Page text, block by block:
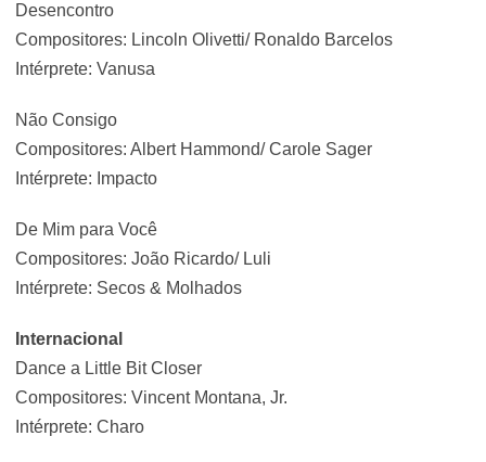
Desencontro
Compositores: Lincoln Olivetti/ Ronaldo Barcelos
Intérprete: Vanusa
Não Consigo
Compositores: Albert Hammond/ Carole Sager
Intérprete: Impacto
De Mim para Você
Compositores: João Ricardo/ Luli
Intérprete: Secos & Molhados
Internacional
Dance a Little Bit Closer
Compositores: Vincent Montana, Jr.
Intérprete: Charo